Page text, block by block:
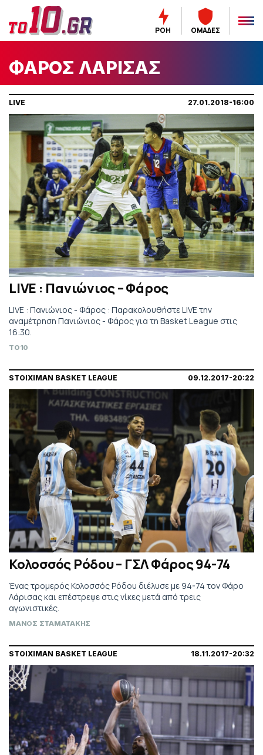
ΡΟΗ ΟΜΑΔΕΣ
ΦΑΡΟΣ ΛΑΡΙΣΑΣ
LIVE 27.01.2018-16:00
LIVE : Πανιώνιος – Φάρος
LIVE : Πανιώνιος - Φάρος : Παρακολουθήστε LIVE την
αναμέτρηση Πανιώνιος - Φάρος για τη Basket League στις
16:30.
TO10
STOIXIMAN BASKET LEAGUE 09.12.2017-20:22
Κολοσσός Ρόδου – ΓΣΛ Φάρος 94-74
Ένας τρομερός Κολοσσός Ρόδου διέλυσε με 94-74 τον Φάρο
Λάρισας και επέστρεψε στις νίκες μετά από τρεις
αγωνιστικές.
ΜΑΝΟΣ ΣΤΑΜΑΤΑΚΗΣ
STOIXIMAN BASKET LEAGUE 18.11.2017-20:32